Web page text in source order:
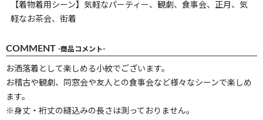
【着物着用シーン】気軽なパーティー、観劇、食事会、正月、気
軽なお茶会、街着
COMMENT -商品コメント-
お洒落着として楽しめる小紋でございます。
お稽古や観劇、同窓会や友人との食事会など様々なシーンで楽しめ
ます。
※身丈・裄丈の縫込みの長さは測っておりません。